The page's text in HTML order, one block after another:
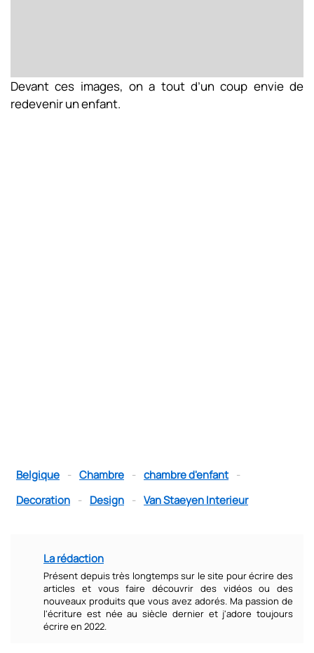
Devant ces images, on a tout d’un coup envie de
redevenir un enfant.
Belgique - Chambre - chambre d'enfant -
Decoration - Design - Van Staeyen Interieur
La rédaction
Présent depuis très longtemps sur le site pour écrire des
articles et vous faire découvrir des vidéos ou des
nouveaux produits que vous avez adorés. Ma passion de
l'écriture est née au siècle dernier et j'adore toujours
écrire en 2022.